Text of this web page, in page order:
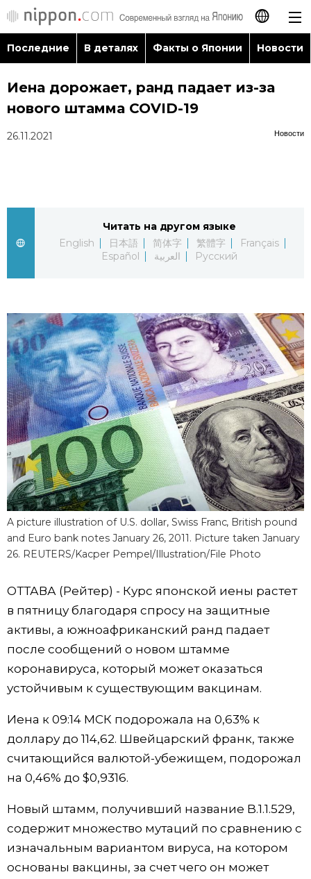
日本語
English
Español
العربية
Последние
Факты о Японии
Новости
Фото/Видео
Разделы
Люди
Блог
Политика
Экономика
Культура
Жизнь
Технологии
Токио
От редакции
Популярные статьи
Японский язык
Японский калейдоскоп
Семья
official SNS
Последние В деталях Факты о Японии Новости
Иена дорожает, ранд падает из-за
нового штамма COVID-19
Новости
26.11.2021
Читать на другом языке
English
日本語 简体字 繁體字
Français
Español
العربية Русский
A picture illustration of U.S. dollar, Swiss Franc, British pound
and Euro bank notes January 26, 2011. Picture taken January
26. REUTERS/Kacper Pempel/Illustration/File Photo
ОТТАВА (Рейтер) - Курс японской иены растет
в пятницу благодаря спросу на защитные
активы, а южноафриканский ранд падает
после сообщений о новом штамме
коронавируса, который может оказаться
устойчивым к существующим вакцинам.
Иена к 09:14 МСК подорожала на 0,63%​ к
доллару до 114,62. Швейцарский франк, также
считающийся валютой-убежищем, подорожал
на 0,46% до $0,9316​.
Новый штамм, получивший название B.1.1.529,
содержит множество мутаций по сравнению с
изначальным вариантом вируса, на котором
основаны вакцины, за счет чего он может